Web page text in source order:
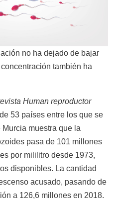
no ha dejado de bajar
también ha
Human reproductor
53 países entre los que se
muestra que la
pasa de 101 millones
por mililitro desde 1973,
disponibles. La cantidad
acusado, pasando de
a 126,6 millones en 2018.